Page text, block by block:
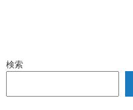
検索